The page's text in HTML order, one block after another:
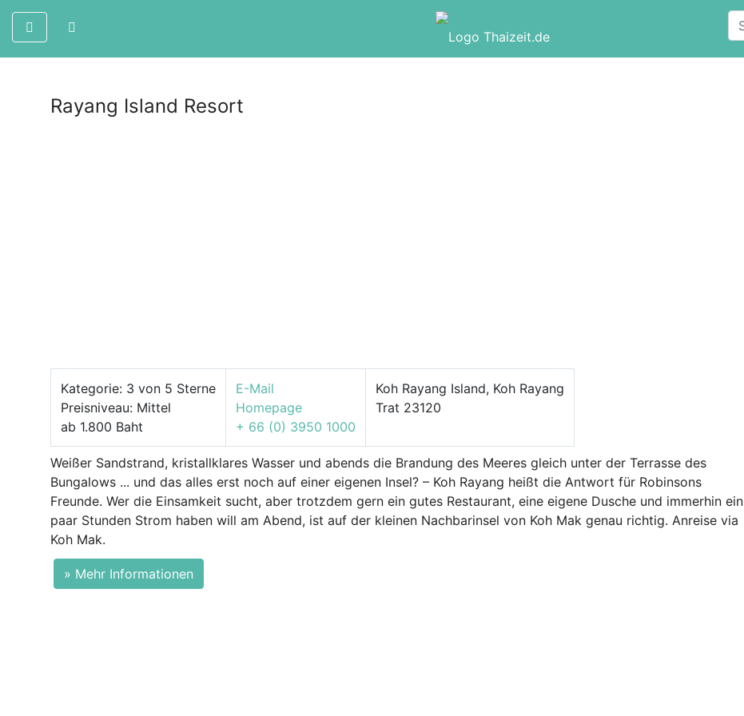
Rayang Island Resort
Kategorie: 3 von 5 Sterne
Preisniveau: Mittel
ab 1.800 Baht
E-Mail
Homepage
+ 66 (0) 3950 1000
Koh Rayang Island, Koh Rayang
Trat 23120
Weißer Sandstrand, kristallklares Wasser und abends die Brandung des Meeres gleich unter der Terrasse des
Bungalows ... und das alles erst noch auf einer eigenen Insel? – Koh Rayang heißt die Antwort für Robinsons
Freunde. Wer die Einsamkeit sucht, aber trotzdem gern ein gutes Restaurant, eine eigene Dusche und immerhin ein
paar Stunden Strom haben will am Abend, ist auf der kleinen Nachbarinsel von Koh Mak genau richtig. Anreise via
Koh Mak.
» Mehr Informationen